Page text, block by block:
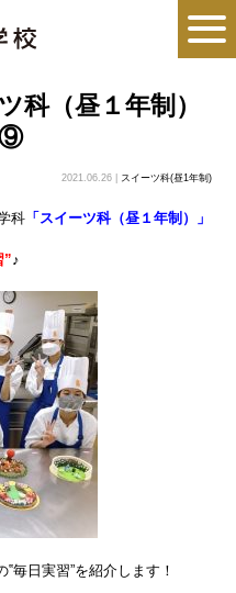
科（昼１年制）
2021.06.26 | スイーツ科(昼1年制)
科 「スイーツ科（昼１年制）」
”♪
毎日実習”を紹介します！